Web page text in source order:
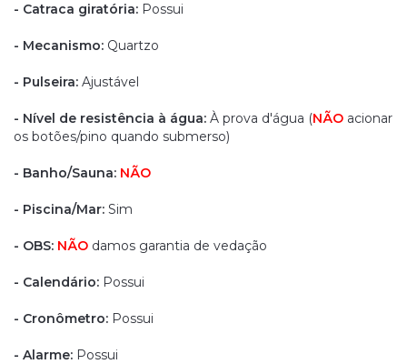
- Catraca giratória: Possui
- Mecanismo: Quartzo
- Pulseira: Ajustável
- Nível de resistência à água: À prova d'água (NÃO acionar
os botões/pino quando submerso)
- Banho/Sauna: NÃO
- Piscina/Mar: Sim
- OBS: NÃO damos garantia de vedação
- Calendário: Possui
- Cronômetro: Possui
- Alarme: Possui